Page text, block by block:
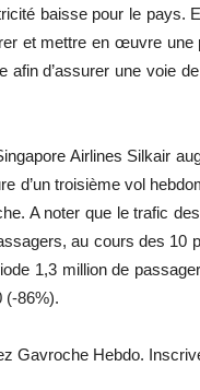
baisse pour le pays.
et mettre en œuvre une
afin d’assurer une voie
Airlines Silkair
d’un troisième vol
A noter que le trafic
au cours des 10
1,3 million de
(-86%).
Gavroche Hebdo. Inscri